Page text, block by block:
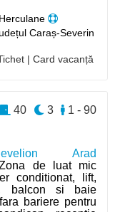
Caraș-Severin
| Card vacanță
Arad
de luat mic
conditionat, lift,
balcon si baie
bariere pentru
1 - 90
3
40